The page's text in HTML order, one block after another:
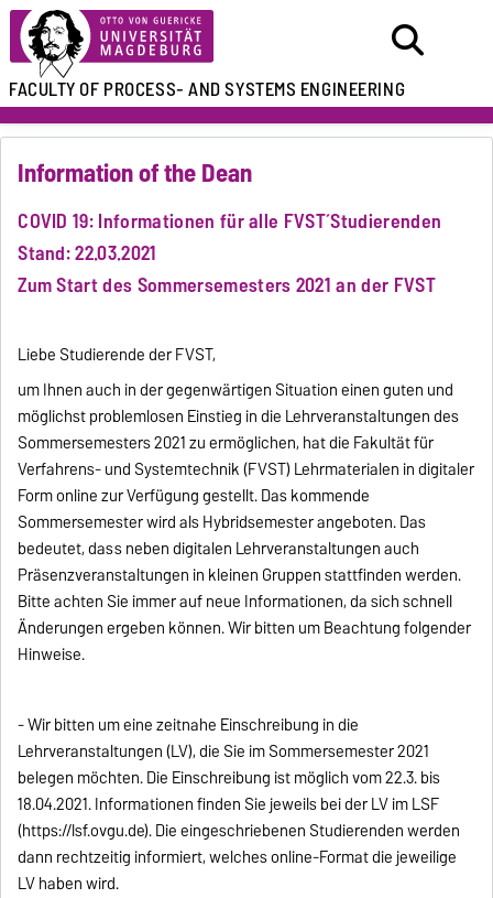
FACULTY OFPROCESS- AND SYSTEMS ENGINEERING
Information of the Dean
COVID 19: Informationen für alle FVST´Studierenden
Stand: 22.03.2021
Zum Start des Sommersemesters 2021 an der FVST
Liebe Studierende der FVST,
um Ihnen auch in der gegenwärtigen Situation einen guten und
möglichst problemlosen Einstieg in die Lehrveranstaltungen des
Sommersemesters 2021 zu ermöglichen, hat die Fakultät für
Verfahrens- und Systemtechnik (FVST) Lehrmaterialen in digitaler
Form online zur Verfügung gestellt. Das kommende
Sommersemester wird als Hybridsemester angeboten. Das
bedeutet, dass neben digitalen Lehrveranstaltungen auch
Präsenzveranstaltungen in kleinen Gruppen stattfinden werden.
Bitte achten Sie immer auf neue Informationen, da sich schnell
Änderungen ergeben können. Wir bitten um Beachtung folgender
Hinweise.
‐ Wir bitten um eine zeitnahe Einschreibung in die
Lehrveranstaltungen (LV), die Sie im Sommersemester 2021
belegen möchten. Die Einschreibung ist möglich vom 22.3. bis
18.04.2021. Informationen finden Sie jeweils bei der LV im LSF
(https://lsf.ovgu.de). Die eingeschriebenen Studierenden werden
dann rechtzeitig informiert, welches online-Format die jeweilige
LV haben wird.